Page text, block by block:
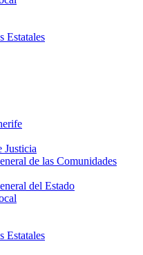
Estatales
Justicia
de las Comunidades
del Estado
Estatales